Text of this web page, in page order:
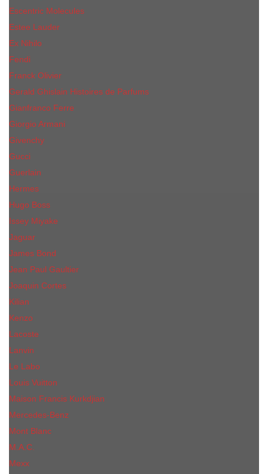
Escentric Molecules
Еsteе Lаudеr
Ex Nihilo
Fendi
Franck Olivier
Gerald Ghislain Histoires de Parfums
Gianfranco Ferre
Giorgio Armani
Givenchy
Gucci
Guerlain
Hermes
Hugo Boss
Issey Miyake
Jaguar
James Bond
Jean Paul Gaultier
Joaquin Сortes
Kilian
Kenzo
Lacoste
Lanvin
Le Labo
Louis Vuitton
Maison Francis Kurkdjian
Mercedes-Benz
Mont Blanc
M.А.C.
Mexx